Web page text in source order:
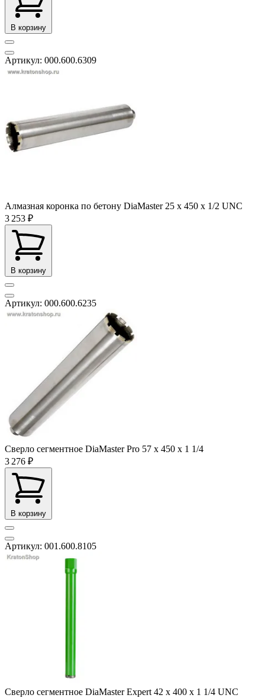
В корзину
Артикул: 000.600.6309
Алмазная коронка по бетону DiaMaster 25 х 450 х 1/2 UNC
3 253 ₽
В корзину
Артикул: 000.600.6235
Сверло сегментное DiaMaster Pro 57 х 450 х 1 1/4
3 276 ₽
В корзину
Артикул: 001.600.8105
Сверло сегментное DiaMaster Expert 42 х 400 х 1 1/4 UNC